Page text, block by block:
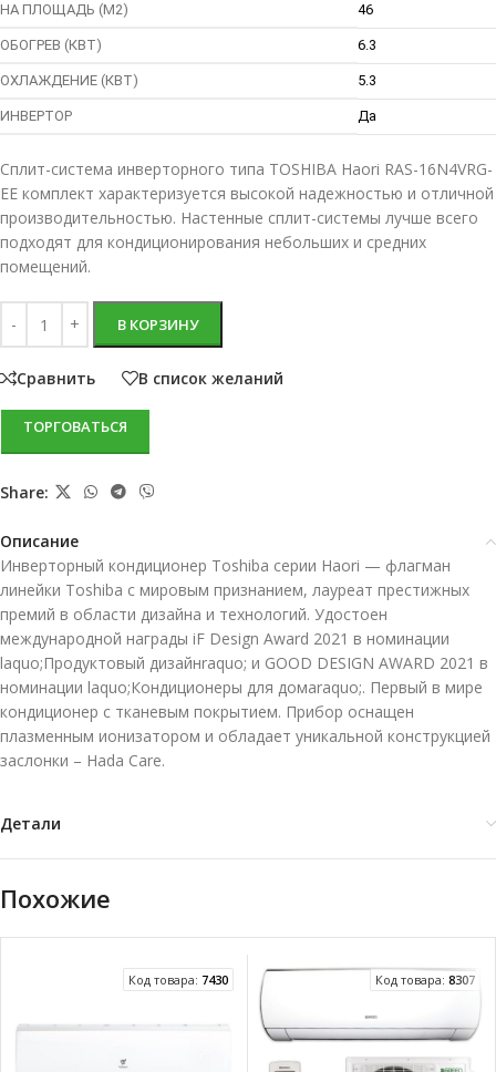
НА ПЛОЩАДЬ (М2) 46
ОБОГРЕВ (КВТ) 6.3
ОХЛАЖДЕНИЕ (КВТ) 5.3
ИНВЕРТОР Да
Сплит-система инверторного типа TOSHIBA Haori RAS-16N4VRG-
EE комплект характеризуется высокой надежностью и отличной
производительностью. Настенные сплит-системы лучше всего
подходят для кондиционирования небольших и средних
помещений.
В КОРЗИНУ
Сравнить В список желаний
ТОРГОВАТЬСЯ
Share:
Описание
Инверторный кондиционер Toshiba серии Haori — флагман
линейки Toshiba с мировым признанием, лауреат престижных
премий в области дизайна и технологий. Удостоен
международной награды iF Design Award 2021 в номинации
laquo;Продуктовый дизайнraquo; и GOOD DESIGN AWARD 2021 в
номинации laquo;Кондиционеры для домаraquo;. Первый в мире
кондиционер с тканевым покрытием. Прибор оснащен
плазменным ионизатором и обладает уникальной конструкцией
заслонки – Hada Care.
Детали
Похожие
Код товара: 7430 Код товара: 8307